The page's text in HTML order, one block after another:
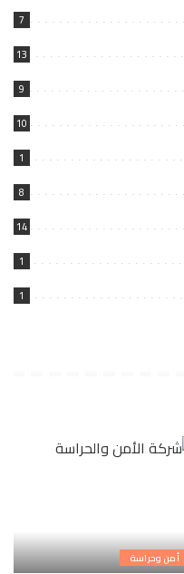
7
13
9
10
1
8
14
1
1
أمن وحراسة